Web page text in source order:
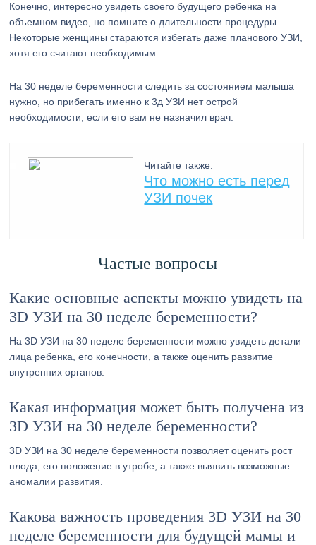
Конечно, интересно увидеть своего будущего ребенка на
объемном видео, но помните о длительности процедуры.
Некоторые женщины стараются избегать даже планового УЗИ,
хотя его считают необходимым.
На 30 неделе беременности следить за состоянием малыша
нужно, но прибегать именно к 3д УЗИ нет острой
необходимости, если его вам не назначил врач.
Читайте также:
Что можно есть перед
УЗИ почек
Частые вопросы
Какие основные аспекты можно увидеть на
3D УЗИ на 30 неделе беременности?
На 3D УЗИ на 30 неделе беременности можно увидеть детали
лица ребенка, его конечности, а также оценить развитие
внутренних органов.
Какая информация может быть получена из
3D УЗИ на 30 неделе беременности?
3D УЗИ на 30 неделе беременности позволяет оценить рост
плода, его положение в утробе, а также выявить возможные
аномалии развития.
Какова важность проведения 3D УЗИ на 30
неделе беременности для будущей мамы и